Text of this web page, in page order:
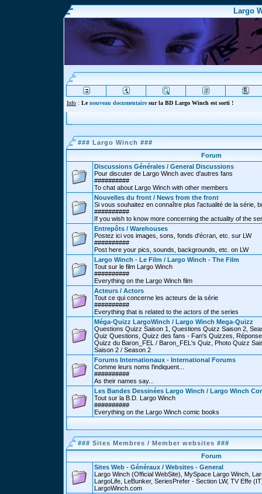
Largo
Info : Lenouveau documentairesur la BD Largo Winch est sorti !
### Largo Winch ###
Forum
Discussions Générales / General Discussions
Pour discuter de Largo Winch avec d'autres fans
##########
To chat about Largo Winch with other members
Nouvelles du front / News from the front
Si vous souhaitez en connaître plus l'actualité de la série,
##########
If you wish to know more concerning the actuality of the
Entrepôts / Warehouses
Postez ici vos images, sons, fonds d'écran, etc. sur LW
##########
Post here your pics, sounds, backgrounds, etc. on LW
Largo Winch - Le Film / Largo Winch - The Film
Tout sur le film Largo Winch
##########
Everything on the Largo Winch film
Acteurs / Actors
Tout ce qui concerne les acteurs de la série
##########
Everything that is related to the actors of the series
Méga-Quizz LargoWinch / Largo Winch Mega-Quizz
Questions Quizz Saison 1, Questions Quizz Saison 2,
Quiz Questions, Quizz des fans - Fan's Quizzes,
Quizz du Baron_FEL / Baron_FEL's Quiz, Photo Quizz
Saison 2 / Season 2
Forums Internationaux - International Forums
Comme leurs noms l'indiquent...
##########
As their names say...
Les Bandes Dessinées Largo Winch / Largo Winch
Tout sur la B.D. Largo Winch
##########
Everything on the Largo Winch comic books
### Sites Membres / Member websites ###
Forum
Sites Web - Généraux / Websites - General
Largo Winch (Official WebSite), MySpace Largo Winch,
LargoLife, LeBunker, SeriesPrefer - Section LW, TV Effe
LargoWinch.com